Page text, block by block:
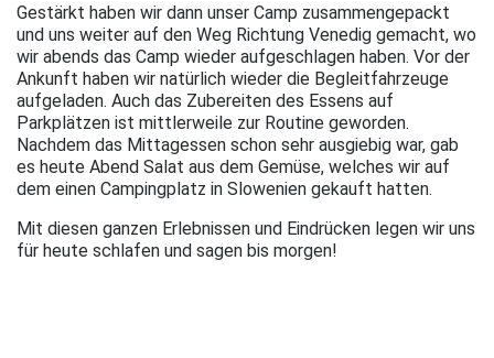
Gestärkt haben wir dann unser Camp zusammengepackt
und uns weiter auf den Weg Richtung Venedig gemacht, wo
wir abends das Camp wieder aufgeschlagen haben. Vor der
Ankunft haben wir natürlich wieder die Begleitfahrzeuge
aufgeladen. Auch das Zubereiten des Essens auf
Parkplätzen ist mittlerweile zur Routine geworden.
Nachdem das Mittagessen schon sehr ausgiebig war, gab
es heute Abend Salat aus dem Gemüse, welches wir auf
dem einen Campingplatz in Slowenien gekauft hatten.
Mit diesen ganzen Erlebnissen und Eindrücken legen wir uns
für heute schlafen und sagen bis morgen!